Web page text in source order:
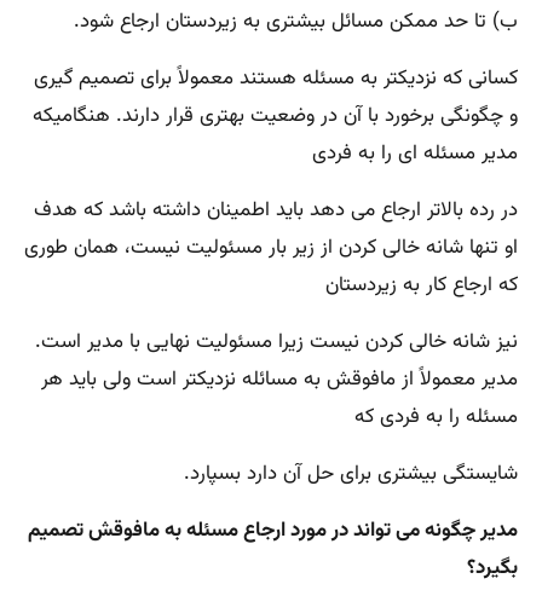
ب) تا حد ممکن مسائل بیشتری به زیردستان ارجاع شود.
کسانی که نزدیکتر به مسئله هستند معمولاً برای تصمیم گیری
و چگونگی برخورد با آن در وضعیت بهتری قرار دارند. هنگامیکه
مدیر مسئله ای را به فردی
در رده بالاتر ارجاع می دهد باید اطمینان داشته باشد که هدف
او تنها شانه خالی کردن از زیر بار مسئولیت نیست، همان طوری
که ارجاع کار به زیردستان
نیز شانه خالی کردن نیست زیرا مسئولیت نهایی با مدیر است.
مدیر معمولاً از مافوقش به مسائله نزدیکتر است ولی باید هر
مسئله را به فردی که
شایستگی بیشتری برای حل آن دارد بسپارد.
مدیر چگونه می تواند در مورد ارجاع مسئله به مافوقش تصمیم
بگیرد؟